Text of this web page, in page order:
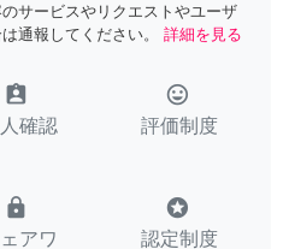
サービスやリクエストやユーザ
通報してください。
詳細を見る
assignment_ind
確認
tag_faces
評価制度
lock
アワ
stars
認定制度